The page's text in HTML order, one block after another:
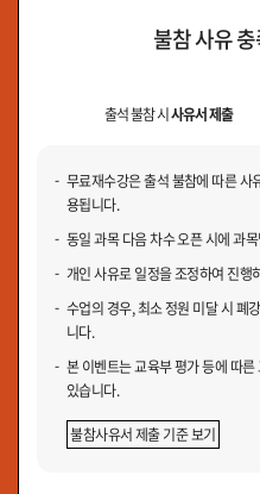
불참 사유
출석 불참 시사유서 제출
무료재수강은 출석 불참에 따른 사
용됩니다.
동일 과목 다음 차수 오픈 시에 과
개인 사유로 일정을 조정하여 진행
수업의 경우, 최소 정원 미달 시 폐
니다.
본 이벤트는 교육부 평가 등에 따
있습니다.
불참사유서 제출 기준 보기